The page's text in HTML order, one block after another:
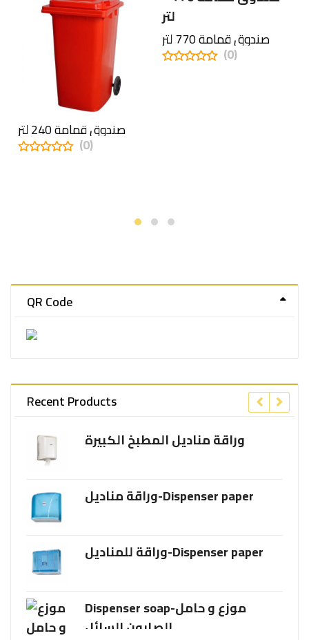
صندوق قمامة 240 لتر
(0)
صندوق قمامة 770 لتر
(0)
QR Code
Recent Products
وراقة مناديل المطبخ الكبيرة
وراقة مناديل-Dispenser paper
وراقة للمناديل-Dispenser paper
Dispenser soap-موزع و حامل
الصابون السائل